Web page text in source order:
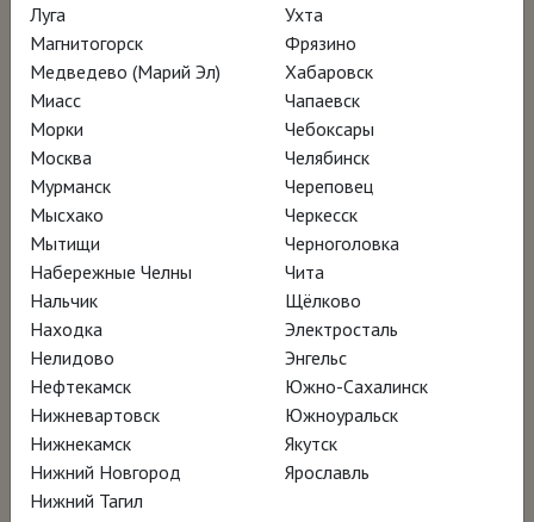
НАГРАДЫ
1 победа и 7 номинаций:
Master of Art Film Festival:
2020 год - победитель в номинации
"Лучший документальный фильм в
области изобразительного
искусства" (режиссер Don Millar).
Palm Springs International Film
Festival:
2019 год - номинант на премию
Джона Шлезинджера (режиссер
Don Millar).
Луга
Магнитогорск
Медведево (Марий Эл)
Миасс
Морки
Москва
Мурманск
Мысхако
Мытищи
Набережные Челны
Нальчик
Находка
Нелидово
Нефтекамск
Нижневартовск
Нижнекамск
Нижний Новгород
Нижний Тагил
Ухта
Фрязино
Хабаровск
Чапаевск
Чебоксары
Челябинск
Череповец
Черкесск
Черноголовка
Чита
Щёлково
Электросталь
Энгельс
Южно-Сахалинск
Южноуральск
Якутск
Ярославль